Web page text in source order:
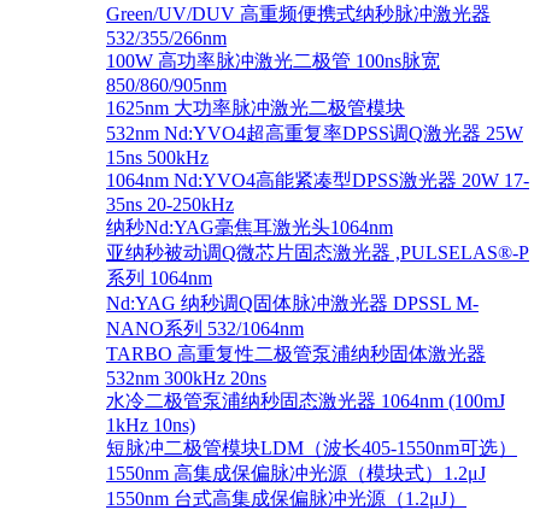
Green/UV/DUV 高重频便携式纳秒脉冲激光器
532/355/266nm
100W 高功率脉冲激光二极管 100ns脉宽
850/860/905nm
1625nm 大功率脉冲激光二极管模块
532nm Nd:YVO4超高重复率DPSS调Q激光器 25W
15ns 500kHz
1064nm Nd:YVO4高能紧凑型DPSS激光器 20W 17-
35ns 20-250kHz
纳秒Nd:YAG毫焦耳激光头1064nm
亚纳秒被动调Q微芯片固态激光器 ,PULSELAS®-P
系列 1064nm
Nd:YAG 纳秒调Q固体脉冲激光器 DPSSL M-
NANO系列 532/1064nm
TARBO 高重复性二极管泵浦纳秒固体激光器
532nm 300kHz 20ns
水冷二极管泵浦纳秒固态激光器 1064nm (100mJ
1kHz 10ns)
短脉冲二极管模块LDM（波长405-1550nm可选）
1550nm 高集成保偏脉冲光源（模块式）1.2μJ
1550nm 台式高集成保偏脉冲光源（1.2μJ）